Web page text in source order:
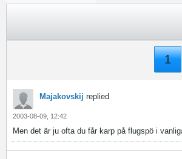
1
Majakovskij replied
2003-08-09, 12:42
Men det är ju ofta du får karp på flugspö i